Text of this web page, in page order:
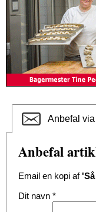
Anbefal via
Anbefal
Email en kopi af
Dit navn *